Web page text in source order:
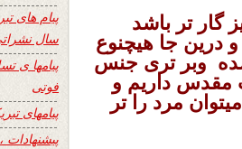
گار تر باشد
درین جا هیچنوع
وبر تری جنس
مقدس داریم و
مرد را تر
پیام های
سال نشراتی
پیامها ی
فوتی
پیامهای
پیشنهادات